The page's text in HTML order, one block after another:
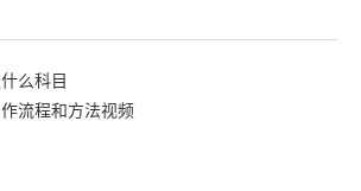
么科目
流程和方法视频